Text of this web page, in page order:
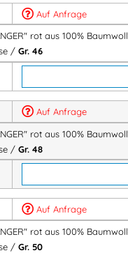
Dreifachnähte für hohe
anspruchsvolle
Taschen
mit Patte
links und
mit Reißverschluss
eine mit Patte
für Werkzeug und
Auf Anfrage
rot aus 100%
/ Gr. 46
Auf Anfrage
rot aus 100%
/ Gr. 48
Auf Anfrage
rot aus 100%
/ Gr. 50